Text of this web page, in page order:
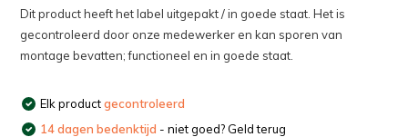
Dit product heeft het label uitgepakt / in goede staat. Het is
gecontroleerd door onze medewerker en kan sporen van
montage bevatten; functioneel en in goede staat.
Elk productgecontroleerd
14 dagen bedenktijd - niet goed? Geld terug